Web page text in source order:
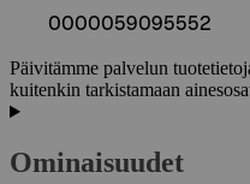
0000059095552
Päivitämme palvelun
kuitenkin tarkistamaan
Ominaisuudet